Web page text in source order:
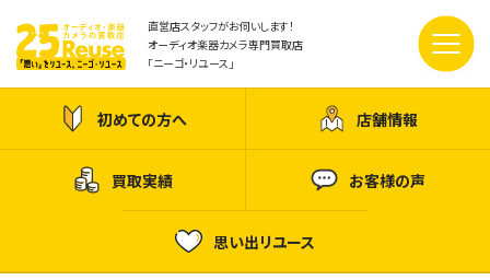
直営店スタッフがお伺いします！
オーディオ楽器カメラ専門買取店
「ニーゴ・リユース」
初めての方へ 店舗情報
買取実績 お客様の声
思い出リユース